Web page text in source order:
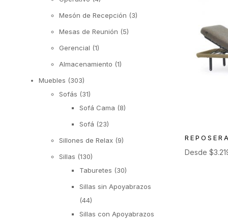
Desde $
Mesón de Recepción (3)
Mesas de Reunión (5)
Gerencial (1)
Almacenamiento (1)
Muebles (303)
Sofás (31)
Sofá Cama (8)
Sofá (23)
Sillones de Relax (9)
Sillas (130)
Taburetes (30)
Sillas sin Apoyabrazos
(44)
Sillas con Apoyabrazos